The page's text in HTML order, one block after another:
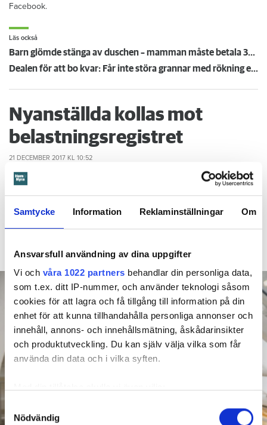
Samtycke Information Reklaminställningar Om
Ansvarsfull användning av dina uppgifter
Vi och våra 1022 partners behandlar din personliga data,
som t.ex. ditt IP-nummer, och använder teknologi såsom
cookies för att lagra och få tillgång till information på din
enhet för att kunna tillhandahålla personliga annonser och
innehåll, annons- och innehållsmätning, åskådarinsikter
och produktutveckling. Du kan själv välja vilka som får
använda din data och i vilka syften.
som kan ha en noggrannhet på upp till flera meter
Nödvändig
Facebook.
Läs också
Barn glömde stänga av duschen – mamman måste betala 300 000
Dealen för att bo kvar: Får inte störa grannar med rökning eller utsätta dem för brandfara
Nyanställda kollas mot
belastningsregistret
21 DECEMBER 2017 KL 10:52
NYHETER
Hem & Hyra avslöjade tidigare i höstas att den
anställde på Boplats Syd i Malmö, som misstänks ha
manipulerat bostadskön, hade ett kriminellt förflutet. Nu
kontroll.